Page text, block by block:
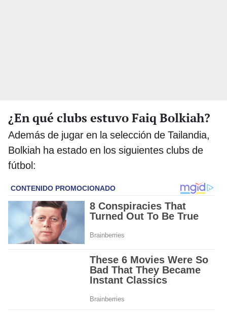
¿En qué clubs estuvo Faiq Bolkiah?
Además de jugar en la selección de Tailandia,
Bolkiah ha estado en los siguientes clubs de
fútbol: